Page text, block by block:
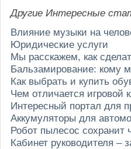
Другие Интересные
Влияние музыки на
Юридические услуги
Мы расскажем, как
Бальзамирование: кому
Как выбрать и купить
Чем отличается игровой
Интересный портал для
Аккумуляторы для
Робот пылесос сохранит
Кабинет руководителя –